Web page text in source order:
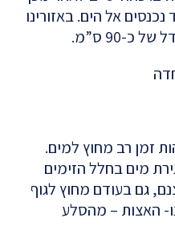
אל הים. באזורינו
כ-90 ס”מ.
זמן רב מחוץ למים.
מים בחלל הזימים
גם בעודם מחוץ לגוף
האצות – מהסלע